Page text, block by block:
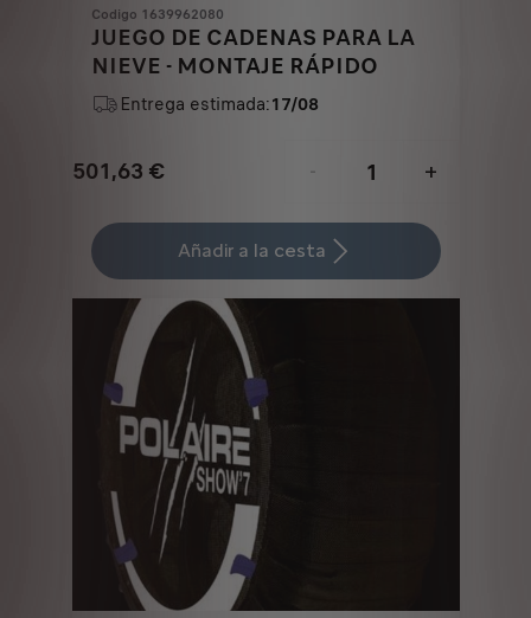
Codigo 1639962080
JUEGO DE CADENAS PARA LA
NIEVE - MONTAJE RÁPIDO
Entrega estimada:17/08
501,63 €
Price
501,63
€
-
+
Quantity
updated
1
Añadir a la cesta